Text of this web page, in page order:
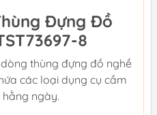
Đựng Đồ
8
thùng đựng đồ nghề
các loại dụng cụ cầm
ngày.